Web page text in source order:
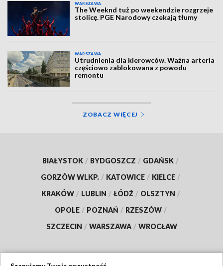
WARSZAWA
The Weeknd tuż po weekendzie rozgrzeje
stolicę. PGE Narodowy czekają tłumy
WARSZAWA
Utrudnienia dla kierowców. Ważna arteria
częściowo zablokowana z powodu
remontu
ZOBACZ WIĘCEJ
BIAŁYSTOK / BYDGOSZCZ / GDAŃSK /
GORZÓW WLKP. / KATOWICE / KIELCE /
KRAKÓW / LUBLIN / ŁÓDŹ / OLSZTYN /
OPOLE / POZNAŃ / RZESZÓW /
SZCZECIN / WARSZAWA / WROCŁAW